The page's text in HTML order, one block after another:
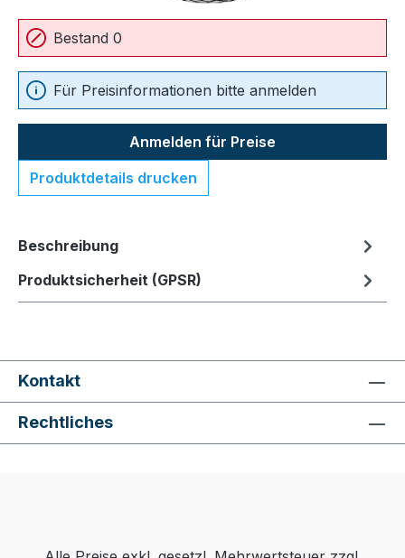
Bestand 0
Für Preisinformationen bitte anmelden
Anmelden für Preise
Produktdetails drucken
Beschreibung
Produktsicherheit (GPSR)
Kontakt
Rechtliches